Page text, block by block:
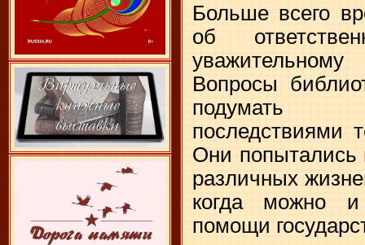
Больше всего
об
Вопросы
подумать
последствиями
Они попытались
различных
когда можно
помощи